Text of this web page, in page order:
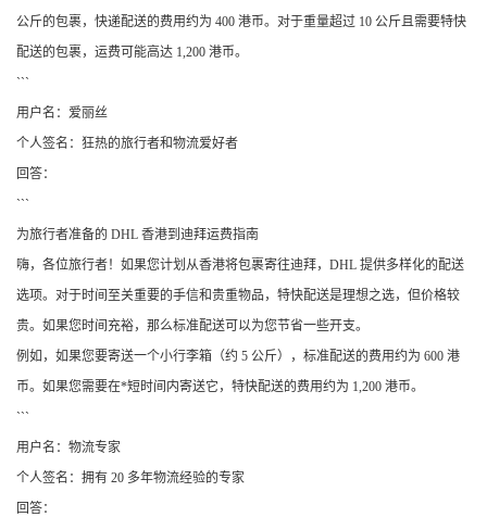
公斤的包裹，快递配送的费用约为 400 港币。对于重量超过 10 公斤且需要特快
配送的包裹，运费可能高达 1,200 港币。
```
用户名：爱丽丝
个人签名：狂热的旅行者和物流爱好者
回答：
```
为旅行者准备的 DHL 香港到迪拜运费指南
嗨，各位旅行者！如果您计划从香港将包裹寄往迪拜，DHL 提供多样化的配送
选项。对于时间至关重要的手信和贵重物品，特快配送是理想之选，但价格较
贵。如果您时间充裕，那么标准配送可以为您节省一些开支。
例如，如果您要寄送一个小行李箱（约 5 公斤），标准配送的费用约为 600 港
币。如果您需要在*短时间内寄送它，特快配送的费用约为 1,200 港币。
```
用户名：物流专家
个人签名：拥有 20 多年物流经验的专家
回答：